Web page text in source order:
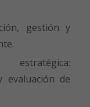
gestión y
estratégica:
evaluación de